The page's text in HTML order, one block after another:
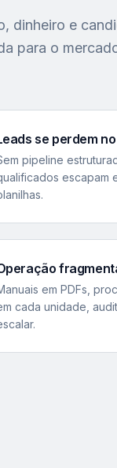
dinheiro e
para o
se perdem
pipeline
escapam
em PDFs,
cada unidade,